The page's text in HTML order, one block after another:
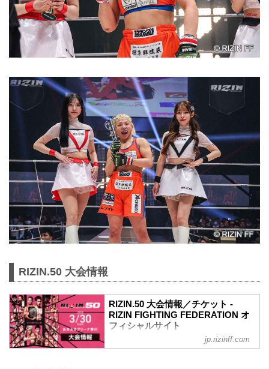
RIZIN.50 大会情報
RIZIN.50 大会情報／チケット -
RIZIN FIGHTING FEDERATION オ
フィシャルサイト
jp.rizinff.com